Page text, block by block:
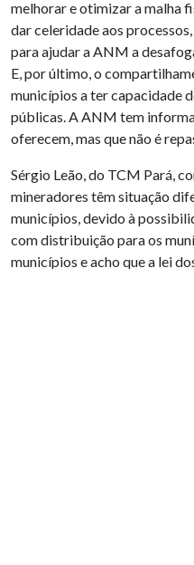
melhorar e otimizar a malha
dar celeridade aos
para ajudar a ANM a
E, por último, o
municípios a ter capacidade
públicas. A ANM tem
oferecem, mas que não é
Sérgio Leão, do TCM Pará,
mineradores têm situação
municípios, devido à
com distribuição para os
municípios e acho que a lei